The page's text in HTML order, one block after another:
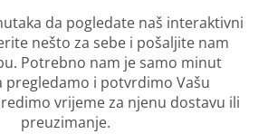
da pogledate naš interaktivni
nešto za sebe i pošaljite nam
Potrebno nam je samo minut
pregledamo i potvrdimo Vašu
vrijeme za njenu dostavu ili
preuzimanje.